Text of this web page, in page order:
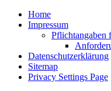
Home
Impressum
Pflichtangaben
Datenschutzerklärung
Sitemap
Privacy Settings Page